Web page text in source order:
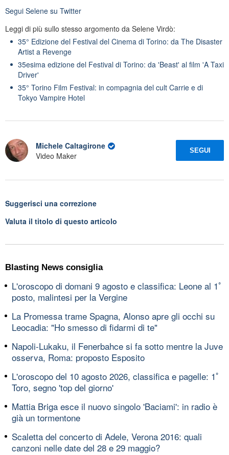
Segui Selene su Twitter
Leggi di più sullo stesso argomento da Selene Virdò:
35° Edizione del Festival del Cinema di Torino: da The Disaster
Artist a Revenge
35esima edizione del Festival di Torino: da 'Beast' al film 'A Taxi
Driver'
35° Torino Film Festival: in compagnia del cult Carrie e di
Tokyo Vampire Hotel
Michele Caltagirone
Video Maker
SEGUI
Suggerisci una correzione
Valuta il titolo di questo articolo
Blasting News consiglia
L'oroscopo di domani 9 agosto e classifica: Leone al 1ﾟ
posto, malintesi per la Vergine
La Promessa trame Spagna, Alonso apre gli occhi su
Leocadia: "Ho smesso di fidarmi di te"
Napoli-Lukaku, il Fenerbahce si fa sotto mentre la Juve
osserva, Roma: proposto Esposito
L'oroscopo del 10 agosto 2026, classifica e pagelle: 1ﾟ
Toro, segno 'top del giorno'
Mattia Briga esce il nuovo singolo 'Baciami': in radio è
già un tormentone
Scaletta del concerto di Adele, Verona 2016: quali
canzoni nelle date del 28 e 29 maggio?